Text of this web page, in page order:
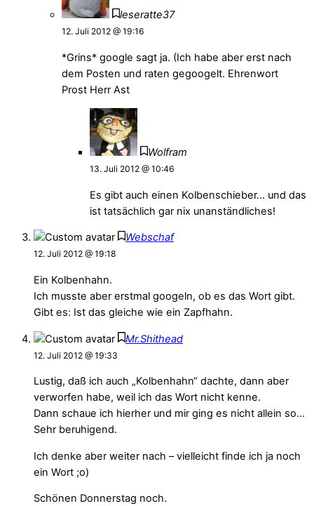
leseratte37
12. Juli 2012 @ 19:16
*Grins* google sagt ja. (Ich habe aber erst nach
dem Posten und raten gegoogelt. Ehrenwort
Prost Herr Ast
Wolfram
13. Juli 2012 @ 10:46
Es gibt auch einen Kolbenschieber… und das
ist tatsächlich gar nix unanständliches!
Webschaf
12. Juli 2012 @ 19:18
Ein Kolbenhahn.
Ich musste aber erstmal googeln, ob es das Wort gibt.
Gibt es: Ist das gleiche wie ein Zapfhahn.
Mr.Shithead
12. Juli 2012 @ 19:33
Lustig, daß ich auch „Kolbenhahn“ dachte, dann aber
verworfen habe, weil ich das Wort nicht kenne.
Dann schaue ich hierher und mir ging es nicht allein so…
Sehr beruhigend.
Ich denke aber weiter nach – vielleicht finde ich ja noch
ein Wort ;o)
Schönen Donnerstag noch.